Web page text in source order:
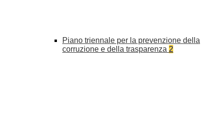
Piano triennale per la prevenzione della
corruzione e della trasparenza 2